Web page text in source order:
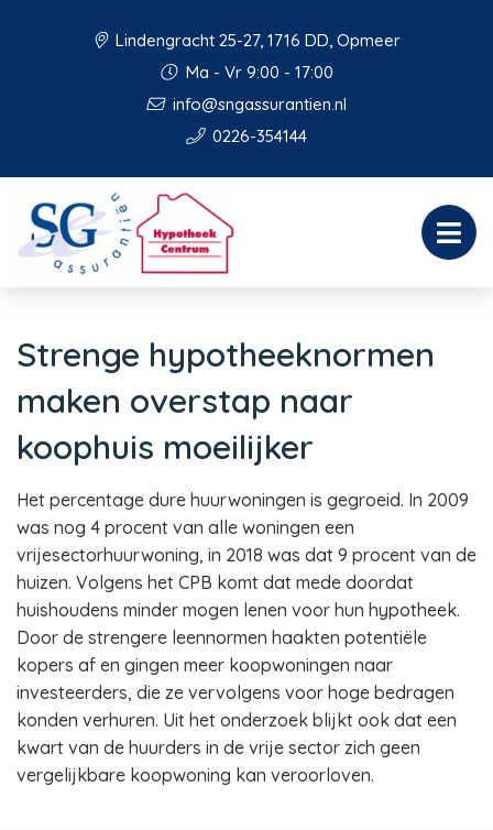
Lindengracht 25-27, 1716 DD, Opmeer
Ma - Vr 9:00 - 17:00
info@sngassurantien.nl
0226-354144
Strenge hypotheeknormen
maken overstap naar
koophuis moeilijker
Het percentage dure huurwoningen is gegroeid. In 2009
was nog 4 procent van alle woningen een
vrijesectorhuurwoning, in 2018 was dat 9 procent van de
huizen. Volgens het CPB komt dat mede doordat
huishoudens minder mogen lenen voor hun hypotheek.
Door de strengere leennormen haakten potentiële
kopers af en gingen meer koopwoningen naar
investeerders, die ze vervolgens voor hoge bedragen
konden verhuren. Uit het onderzoek blijkt ook dat een
kwart van de huurders in de vrije sector zich geen
vergelijkbare koopwoning kan veroorloven.